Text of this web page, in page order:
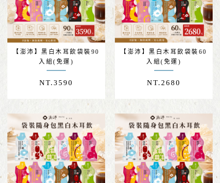
【澎沛】黑白木耳飲袋裝90
入組(免運)
NT.3590
【澎沛】黑白木耳飲袋裝60
入組(免運)
NT. 2680